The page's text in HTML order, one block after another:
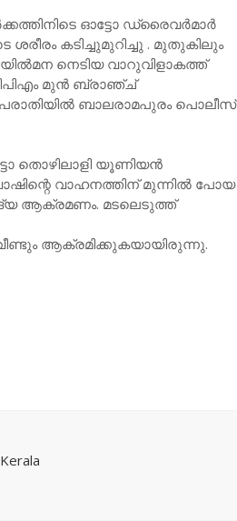
ഓട്ടോ ഡ്രൈവർമാർ
കടിച്ചുമുറിച്ചു . മുതുകിലും
നെടിയ വാറുവിളാകത്ത്
മുൻ ബ്രാഞ്ച്
ബാലരാമപുരം പൊലീസ്
തൊഴിലാളി യൂണിയൻ
വാഹനത്തിന് മുന്നിൽ പോയ
ആക്രമണം. മടലെടുത്ത്
ആക്രമിക്കുകയായിരുന്നു.